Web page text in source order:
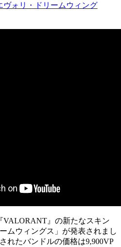
ヴォリ・ドリームウィング
VALORANT』の新たなスキン
ムウィングス」が発表されまし
れたバンドルの価格は9,900VP